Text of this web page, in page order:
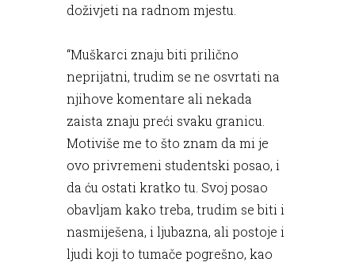
doživjeti na radnom mjestu.
“Muškarci znaju biti prilično
neprijatni, trudim se ne osvrtati na
njihove komentare ali nekada
zaista znaju preći svaku granicu.
Motiviše me to što znam da mi je
ovo privremeni studentski posao, i
da ću ostati kratko tu. Svoj posao
obavljam kako treba, trudim se biti i
nasmiješena, i ljubazna, ali postoje i
ljudi koji to tumače pogrešno, kao